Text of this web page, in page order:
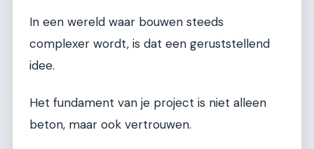
In een wereld waar bouwen steeds
complexer wordt, is dat een geruststellend
idee.
Het fundament van je project is niet alleen
beton, maar ook vertrouwen.